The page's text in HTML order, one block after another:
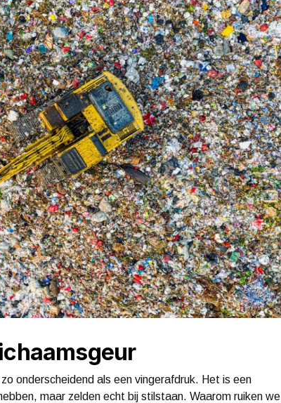
onderscheidend als een vingerafdruk. Het is een
maar zelden echt bij stilstaan. Waarom ruiken we